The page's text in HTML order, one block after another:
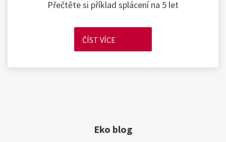
Přečtěte si příklad splácení na 5 let
ČÍST VÍCE
Eko blog